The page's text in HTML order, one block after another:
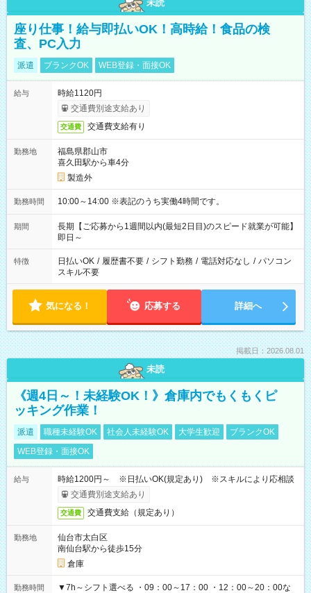
未読
座り仕事！給与即払いOK！高時給！食品の検
査、PC入力
派遣 ブランクOK WEB登録・面接OK
給与
時給1120円
交通費別途支給あり
交通費 交通費支給有り
勤務地
福島県郡山市
喜久田駅から車4分
製造外
勤務時間 10:00～14:00 ※表記のうち実働4時間です。
期間
長期【ご応募から1週間以内(最短2日目)のスピード就業が可能】
即日～
特徴 日払いOK / 履歴書不要 / シフト勤務 / 電話対応なし / パソコン
スキル不要
気になる！ 応募する 詳細へ
掲載日：2026.08.01
未読
《週4日～！未経験OK！》倉庫内でもくもくピ
ッキング作業！
派遣 職種未経験OK 社会人未経験OK 大学生歓迎
ブランクOK
WEB登録・面接OK
給与
時給1200円～ ※日払いOK(規定あり) ※スキルにより応相談
交通費別途支給あり
交通費 交通費支給（規定あり）
勤務地
仙台市太白区
南仙台駅から徒歩15分
倉庫
勤務時間
▼7h～シフト選べる ・09：00～17：00 ・12：00～20：00な